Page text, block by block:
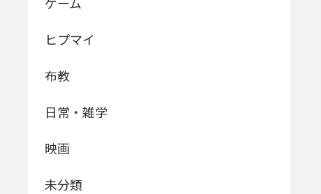
ヒプマイ
布教
日常・雑学
映画
未分類